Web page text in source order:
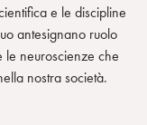
e le discipline
antesignano ruolo
le neuroscienze che
nostra società.